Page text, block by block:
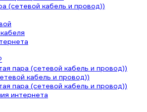
(сетевой кабель и провод))
пара (сетевой кабель и провод))
кабель и провод))
пара (сетевой кабель и провод))
интернета